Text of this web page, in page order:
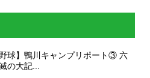
野球】鴨川キャンプリポート③ 六
の大記...